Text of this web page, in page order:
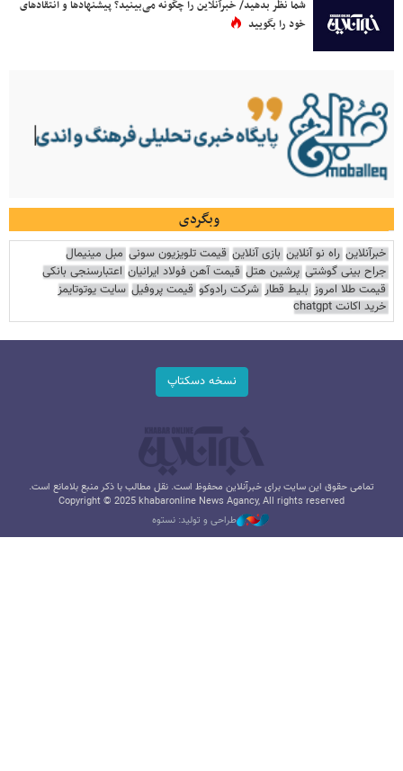
شما نظر بدهید/ خبرآنلاین را چگونه می‌بینید؟ پیشنهادها و انتقادهای
خود را بگویید
وبگردی
خبرآنلاین راه نو آنلاین بازی آنلاین قیمت تلویزیون سونی مبل مینیمال
جراح بینی گوشتی پرشین هتل قیمت آهن فولاد ایرانیان اعتبارسنجی بانکی
قیمت طلا امروز بلیط قطار شرکت رادوکو قیمت پروفیل سایت یوتوتایمز
خرید اکانت chatgpt
نسخه دسکتاپ
تمامی حقوق این سایت برای خبرآنلاین محفوظ است. نقل مطالب با ذکر منبع بلامانع است.
Copyright © 2025 khabaronline News Agancy, All rights reserved
طراحی و تولید: نستوه